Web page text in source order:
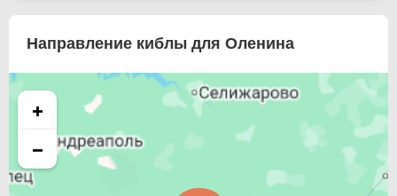
Направление киблы для Оленина
+
−